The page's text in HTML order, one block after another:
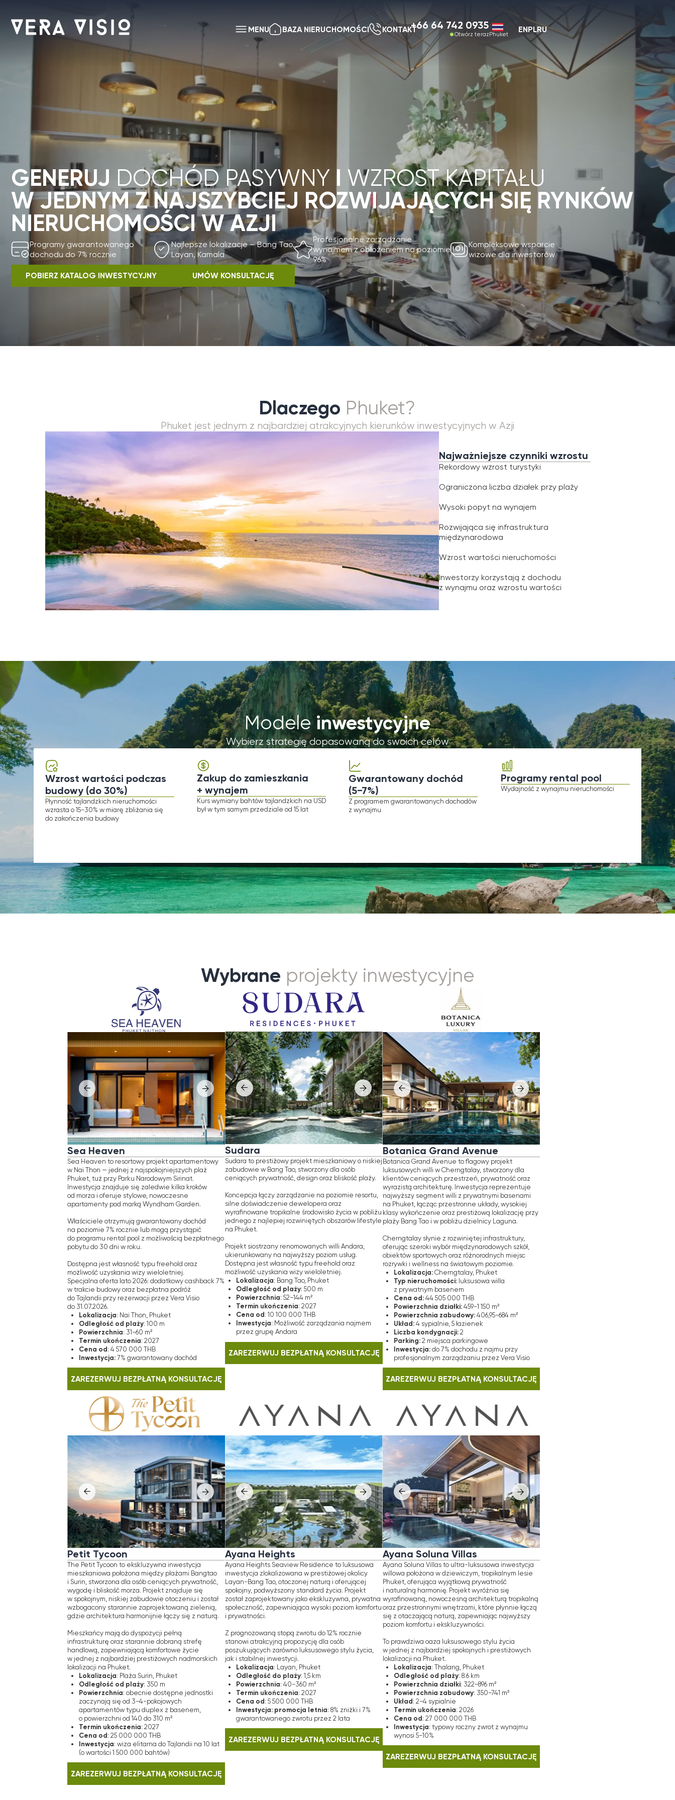
MENU BAZA NIERUCHOMOŚCI KONTAKT+66 64 742 0935
Otwórz terazPhuket
ENPLRU
GENERUJ DOCHÓD PASYWNY WZROST KAPITAŁU
W JEDNYM Z NAJSZYBCIEJ ROZWIJAJĄCYCH SIĘ RYNKÓW
NIERUCHOMOŚCI W AZJI
Programy gwarantowanego
dochodu do 7% rocznie
Najlepsze lokalizacje — Bang Tao,
Layan, Kamala
Profesjonalne zarządzanie
wynajmem z obłożeniem na poziomie
96%
Kompleksowe wsparcie
wizowe dla inwestorów
POBIERZ KATALOG INWESTYCYJNY UMÓW KONSULTACJĘ
Najważniejsze czynniki wzrostu
Rekordowy wzrost turystyki
Wysoki popyt na wynajem
Rozwijająca się infrastruktura
z wynajmu oraz wzrostu wartości
Wybierz strategię dopasowaną do swoich celów
Wzrost wartości podczas
Zakup do zamieszkania
+ wynajem
Kurs wymiany bahtów tajlandzkich na USD
był w tym samym przedziale od 15 lat
Gwarantowany dochód
(5−7%)
Z programem gwarantowanych dochodów
z wynajmu
Programy rental pool
Wydajność z wynajmu nieruchomości
Wybraneprojekty inwestycyjne
Sea Heaven
w Nai Thon — jednej z najspokojniejszych plaż
Phuket, tuż przy Parku Narodowym Sirinat.
Inwestycja znajduje się zaledwie kilka kroków
od morza i oferuje stylowe, nowoczesne
apartamenty pod marką Wyndham Garden.
Właściciele otrzymują gwarantowany dochód
na poziomie 7% rocznie lub mogą przystąpić
do programu rental pool z możliwością bezpłatnego
pobytu do 30 dni w roku.
Dostępna jest własność typu freehold oraz
możliwość uzyskania wizy wieloletniej.
Specjalna oferta lato 2026: dodatkowy cashback 7%
w trakcie budowy oraz bezpłatna podróż
do Tajlandii przy rezerwacji przez Vera Visio
do 31.07.2026.
Lokalizacja : Nai Thon, Phuket
Odległość od plaży: 100 m
Powierzchnia: 31−60 m²
Termin ukończenia: 2027
Cena od: 4 570 000 THB
ZAREZERWUJ BEZPŁATNĄ KONSULTACJĘ
Sudara to prestiżowy projekt mieszkaniowy o niskiej
zabudowie w Bang Tao, stworzony dla osób
ceniących prywatność, design oraz bliskość plaży.
Koncepcja łączy zarządzanie na poziomie resortu,
silne doświadczenie dewelopera oraz
wyrafinowane tropikalne środowisko życia w pobliżu
jednego z najlepiej rozwiniętych obszarów lifestyle
na Phuket.
Projekt siostrzany renomowanych willi Andara,
ukierunkowany na najwyższy poziom usług.
Dostępna jest własność typu freehold oraz
możliwość uzyskania wizy wieloletniej.
Lokalizacja: Bang Tao, Phuket
Odległość od plaży
Powierzchnia: 52−144 m²
Termin ukończenia : 2027
Cena od : 10 100 000 THB
Inwestycja: Możliwość zarządzania najmem
ZAREZERWUJ BEZPŁATNĄ KONSULTACJĘ
Botanica Grand Avenue
Botanica Grand Avenue to flagowy projekt
luksusowych willi w Cherngtalay, stworzony dla
klientów ceniących przestrzeń, prywatność oraz
wyrazistą architekturę. Inwestycja reprezentuje
najwyższy segment willi z prywatnymi basenami
na Phuket, łącząc przestronne układy, wysokiej
klasy wykończenie oraz prestiżową lokalizację przy
plaży Bang Tao i w pobliżu dzielnicy Laguna.
Cherngtalay słynie z rozwiniętej infrastruktury,
oferując szeroki wybór międzynarodowych szkół,
obiektów sportowych oraz różnorodnych miejsc
rozrywki i wellness na światowym poziomie.
Lokalizacja:Cherngtalay, Phuket
Typ nieruchomości:luksusowa willa
z prywatnym basenem
Cena od:44 505 000 THB
Powierzchnia działki: 459−1 150 m²
Powierzchnia zabudowy:406,95−684 m²
Układ:4 sypialnie, 5 łazienek
Liczba kondygnacji:2
Parking:2 miejsca parkingowe
Inwestycja:do 7% dochodu z najmu przy
profesjonalnym zarządzaniu przez Vera Visio
The Petit Tycoon to ekskluzywna inwestycja
mieszkaniowa położona między plażami Bangtao
i Surin, stworzona dla osób ceniących prywatność,
wygodę i bliskość morza. Projekt znajduje się
w spokojnym, niskiej zabudowie otoczeniu i został
wzbogacony starannie zaprojektowaną zielenią,
gdzie architektura harmonijnie łączy się z naturą.
Mieszkańcy mają do dyspozycji pełną
infrastrukturę oraz starannie dobraną strefę
handlową, zapewniającą komfortowe życie
w jednej z najbardziej prestiżowych nadmorskich
lokalizacji na Phuket.
Lokalizacja: Plaża Surin, Phuket
Odległość od plaży: 350 m
Powierzchnia: obecnie dostępne jednostki
zaczynają się od 3−4-pokojowych
apartamentów typu duplex z basenem,
o powierzchni od 140 do 310 m²
Termin ukończenia : 2027
Cena od: 25 000 000 THB
Inwestycja: wiza elitarna do Tajlandii na 10 lat
(o wartości 1 500 000 bahtów)
ZAREZERWUJ BEZPŁATNĄ KONSULTACJĘ
inwestycja zlokalizowana w prestiżowej okolicy
Layan-Bang Tao, otoczonej naturą i oferującej
spokojny, podwyższony standard życia. Projekt
został zaprojektowany jako ekskluzywna, prywatna
społeczność, zapewniająca wysoki poziom komfortu
i prywatności.
Z prognozowaną stopą zwrotu do 12% rocznie
stanowi atrakcyjną propozycję dla osób
poszukujących zarówno luksusowego stylu życia,
jak i stabilnej inwestycji.
Lokalizacja: Layan, Phuket
Odległość do plaży: 1,5 km
Powierzchnia: 40−360 m²
Termin ukończenia: 2027
Cena od: 5 500 000 THB
Inwestycja: promocja letnia: 8% zniżki i 7%
gwarantowanego zwrotu przez 2 lata
ZAREZERWUJ BEZPŁATNĄ KONSULTACJĘ
willowa położona w dziewiczym, tropikalnym lesie
Phuket, oferująca wyjątkową prywatność
i naturalną harmonię. Projekt wyróżnia się
wyrafinowaną, nowoczesną architekturą tropikalną
oraz przestronnymi wnętrzami, które płynnie łączą
się z otaczającą naturą, zapewniając najwyższy
poziom komfortu i ekskluzywności.
To prawdziwa oaza luksusowego stylu życia
w jednej z najbardziej spokojnych i prestiżowych
lokalizacji na Phuket.
Lokalizacja: Thalang, Phuket
Odległość od plaży: 8.6 km
Powierzchnia działki: 322−896 m²
Powierzchnia zabudowy: 350−741 m²
Układ: 2−4 sypialnie
Termin ukończenia : 2026
Cena od : 27 000 000 THB
Inwestycja: typowy roczny zwrot z wynajmu
wynosi 5−10%
ZAREZERWUJ BEZPŁATNĄ KONSULTACJĘ
Dlaczego Inwestorzy Ufają Vera Visio
Zespół Vera Visio składa się z profesjonalnych negocjatorów o wysokich wartościach moralnych i doskonałym takcie.
Nasi pośrednicy są niezawodnymi przewodnikami w transakcjach na rynku nieruchomości, posiadającymi wiedzę
o setkach nieruchomości i projektów w Phuket. Ich doświadczenie na rynku nieruchomości w Phuket pozwala im szybko
znaleźć wysokiej jakości nieruchomości od wiarygodnych deweloperów i zapewnić naszym klientom najlepsze warunki
transakcji. Jesteśmy dumni, że mamy ponad 18 lat doświadczenia w branży.